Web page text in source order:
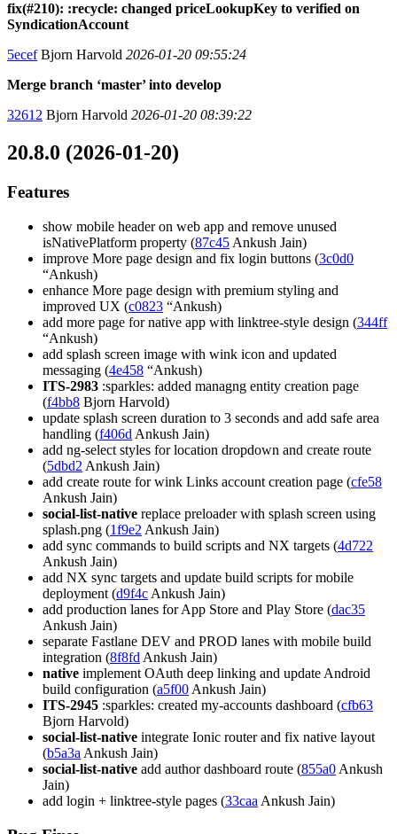
fix(#210): :recycle: changed priceLookupKey to verified on
SyndicationAccount
5ecefBjorn Harvold 2026-01-20 09:55:24
Merge branch ‘master’ into develop
32612 Bjorn Harvold 2026-01-20 08:39:22
20.8.0 (2026-01-20)
Features
show mobile header on web app and remove unused
isNativePlatform property (87c45 Ankush Jain)
improve More page design and fix login buttons (3c0d0
“Ankush)
enhance More page design with premium styling and
improved UX (c0823 “Ankush)
add more page for native app with linktree-style design (344ff
“Ankush)
add splash screen image with wink icon and updated
messaging (4e458 “Ankush)
ITS-2983 :sparkles: added managng entity creation page
(f4bb8 Bjorn Harvold)
update splash screen duration to 3 seconds and add safe area
handling (f406d Ankush Jain)
add ng-select styles for location dropdown and create route
(5dbd2 Ankush Jain)
add create route for wink Links account creation page (cfe58
Ankush Jain)
social-list-native replace preloader with splash screen using
splash.png (1f9e2 Ankush Jain)
add sync commands to build scripts and NX targets (4d722
Ankush Jain)
add NX sync targets and update build scripts for mobile
deployment (d9f4c Ankush Jain)
add production lanes for App Store and Play Store (dac35
Ankush Jain)
separate Fastlane DEV and PROD lanes with mobile build
integration (8f8fd Ankush Jain)
native implement OAuth deep linking and update Android
build configuration (a5f00 Ankush Jain)
ITS-2945 :sparkles: created my-accounts dashboard (cfb63
Bjorn Harvold)
social-list-native integrate Ionic router and fix native layout
(b5a3a Ankush Jain)
social-list-native add author dashboard route (855a0 Ankush
Jain)
add login + linktree-style pages (33caa Ankush Jain)